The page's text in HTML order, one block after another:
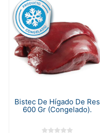
Bistec De Hígado De Res
600 Gr (Congelado).